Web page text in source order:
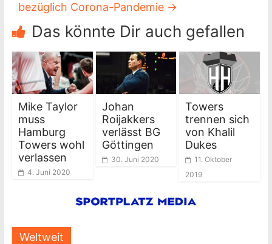
bezüglich Corona-Pandemie →
Das könnte Dir auch gefallen
Mike Taylor
muss
Hamburg
Towers wohl
verlassen
4. Juni 2020
Johan
Roijakkers
verlässt BG
Göttingen
30. Juni 2020
Towers
trennen sich
von Khalil
Dukes
11. Oktober
2019
Weltweit